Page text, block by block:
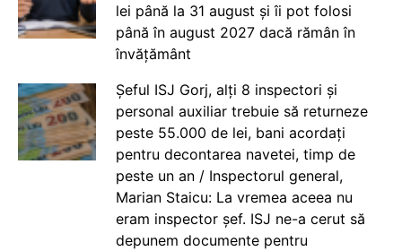
lei până la 31 august și îi pot folosi
până în august 2027 dacă rămân în
învățământ
Șeful ISJ Gorj, alți 8 inspectori și
personal auxiliar trebuie să returneze
peste 55.000 de lei, bani acordați
pentru decontarea navetei, timp de
peste un an / Inspectorul general,
Marian Staicu: La vremea aceea nu
eram inspector șef. ISJ ne-a cerut să
depunem documente pentru